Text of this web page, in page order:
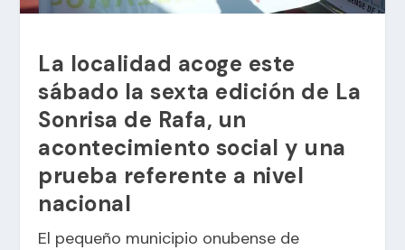
La localidad acoge este
sábado la sexta edición de La
Sonrisa de Rafa, un
acontecimiento social y una
prueba referente a nivel
nacional
El pequeño municipio onubense de